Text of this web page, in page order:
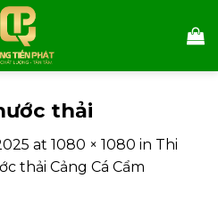
thải
at 1080 × 1080 in Thi
thải Cảng Cá Cẩm